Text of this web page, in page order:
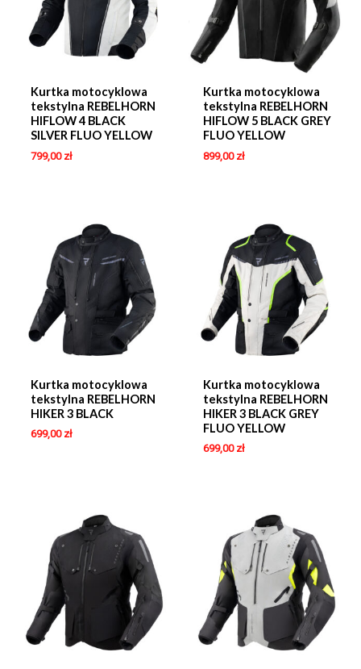
Kurtka motocyklowa
tekstylna REBELHORN
HIFLOW 4 BLACK
SILVER FLUO YELLOW
799,00 zł
Kurtka motocyklowa
tekstylna REBELHORN
HIFLOW 5 BLACK GREY
FLUO YELLOW
899,00 zł
Kurtka motocyklowa
tekstylna REBELHORN
HIKER 3 BLACK
699,00 zł
Kurtka motocyklowa
tekstylna REBELHORN
HIKER 3 BLACK GREY
FLUO YELLOW
699,00 zł